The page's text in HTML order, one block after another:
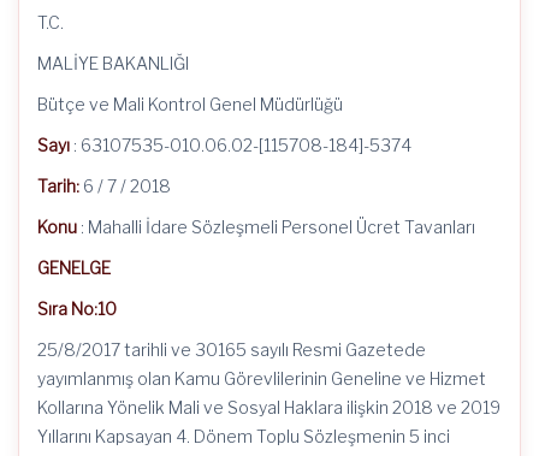
T.C.
MALİYE BAKANLIĞI
Bütçe ve Mali Kontrol Genel Müdürlüğü
Sayı : 63107535-010.06.02-[115708-184]-5374
Tarih: 6 / 7 / 2018
Konu : Mahalli İdare Sözleşmeli Personel Ücret Tavanları
GENELGE
Sıra No:10
25/8/2017 tarihli ve 30165 sayılı Resmi Gazetede
yayımlanmış olan Kamu Görevlilerinin Geneline ve Hizmet
Kollarına Yönelik Mali ve Sosyal Haklara ilişkin 2018 ve 2019
Yıllarını Kapsayan 4. Dönem Toplu Sözleşmenin 5 inci